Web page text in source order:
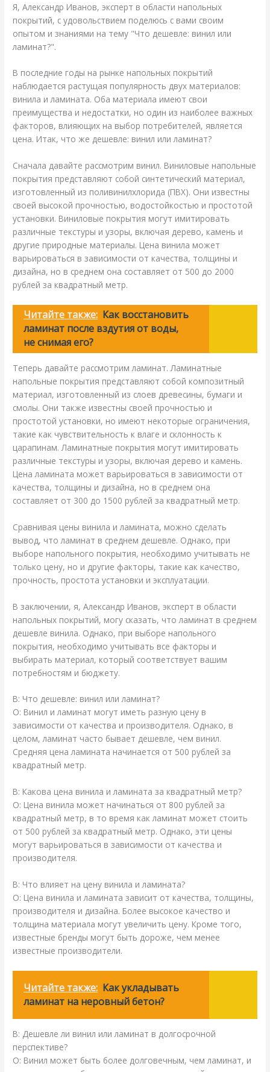
Я, Александр Иванов, эксперт в области напольных
покрытий, с удовольствием поделюсь с вами своим
опытом и знаниями на тему "Что дешевле: винил или
ламинат?".
В последние годы на рынке напольных покрытий
наблюдается растущая популярность двух материалов:
винила и ламината. Оба материала имеют свои
преимущества и недостатки, но один из наиболее важных
факторов, влияющих на выбор потребителей, является
цена. Итак, что же дешевле: винил или ламинат?
Сначала давайте рассмотрим винил. Виниловые напольные
покрытия представляют собой синтетический материал,
изготовленный из поливинилхлорида (ПВХ). Они известны
своей высокой прочностью, водостойкостью и простотой
установки. Виниловые покрытия могут имитировать
различные текстуры и узоры, включая дерево, камень и
другие природные материалы. Цена винила может
варьироваться в зависимости от качества, толщины и
дизайна, но в среднем она составляет от 500 до 2000
рублей за квадратный метр.
Читайте также: Как восстановить
ламинат после вздутия от воды,
не снимая его?
Теперь давайте рассмотрим ламинат. Ламинатные
напольные покрытия представляют собой композитный
материал, изготовленный из слоев древесины, бумаги и
смолы. Они также известны своей прочностью и
простотой установки, но имеют некоторые ограничения,
такие как чувствительность к влаге и склонность к
царапинам. Ламинатные покрытия могут имитировать
различные текстуры и узоры, включая дерево и камень.
Цена ламината может варьироваться в зависимости от
качества, толщины и дизайна, но в среднем она
составляет от 300 до 1500 рублей за квадратный метр.
Сравнивая цены винила и ламината, можно сделать
вывод, что ламинат в среднем дешевле. Однако, при
выборе напольного покрытия, необходимо учитывать не
только цену, но и другие факторы, такие как качество,
прочность, простота установки и эксплуатации.
В заключении, я, Александр Иванов, эксперт в области
напольных покрытий, могу сказать, что ламинат в среднем
дешевле винила. Однако, при выборе напольного
покрытия, необходимо учитывать все факторы и
выбирать материал, который соответствует вашим
потребностям и бюджету.
В: Что дешевле: винил или ламинат?
О: Винил и ламинат могут иметь разную цену в
зависимости от качества и производителя. Однако, в
целом, ламинат часто бывает дешевле, чем винил.
Средняя цена ламината начинается от 500 рублей за
квадратный метр.
В: Какова цена винила и ламината за квадратный метр?
О: Цена винила может начинаться от 800 рублей за
квадратный метр, в то время как ламинат может стоить
от 500 рублей за квадратный метр. Однако, эти цены
могут варьироваться в зависимости от качества и
производителя.
В: Что влияет на цену винила и ламината?
О: Цена винила и ламината зависит от качества, толщины,
производителя и дизайна. Более высокое качество и
толщина материала могут увеличить цену. Кроме того,
известные бренды могут быть дороже, чем менее
известные производители.
Читайте также: Как укладывать
ламинат на неровный бетон?
В: Дешевле ли винил или ламинат в долгосрочной
перспективе?
О: Винил может быть более долговечным, чем ламинат, и